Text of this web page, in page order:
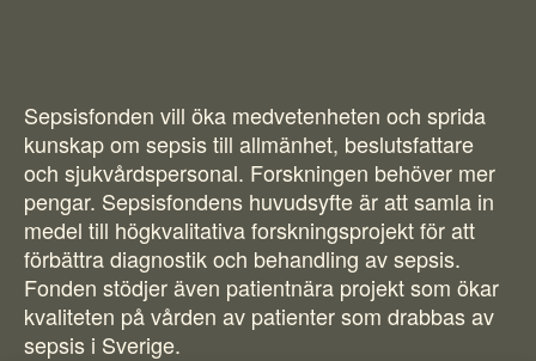
Testamente
Beställ material
Sepsisfonden vill öka medvetenheten och sprida
kunskap om sepsis till allmänhet, beslutsfattare
och sjukvårdspersonal. Forskningen behöver mer
pengar. Sepsisfondens huvudsyfte är att samla in
medel till högkvalitativa forskningsprojekt för att
förbättra diagnostik och behandling av sepsis.
Fonden stödjer även patientnära projekt som ökar
kvaliteten på vården av patienter som drabbas av
sepsis i Sverige.